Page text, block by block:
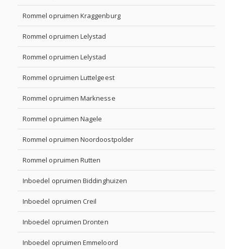
Rommel opruimen Kraggenburg
Rommel opruimen Lelystad
Rommel opruimen Lelystad
Rommel opruimen Luttelgeest
Rommel opruimen Marknesse
Rommel opruimen Nagele
Rommel opruimen Noordoostpolder
Rommel opruimen Rutten
Inboedel opruimen Biddinghuizen
Inboedel opruimen Creil
Inboedel opruimen Dronten
Inboedel opruimen Emmeloord